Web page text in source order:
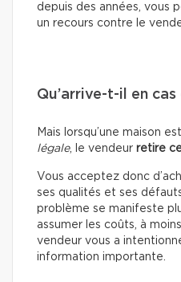
depuis des années, vous
un recours contre le
Qu’arrive-t-il en
Mais lorsqu’une maison
légale, le vendeur retire
Vous acceptez donc
ses qualités et ses
problème se manifeste
assumer les coûts, à
vendeur vous a
information importante.